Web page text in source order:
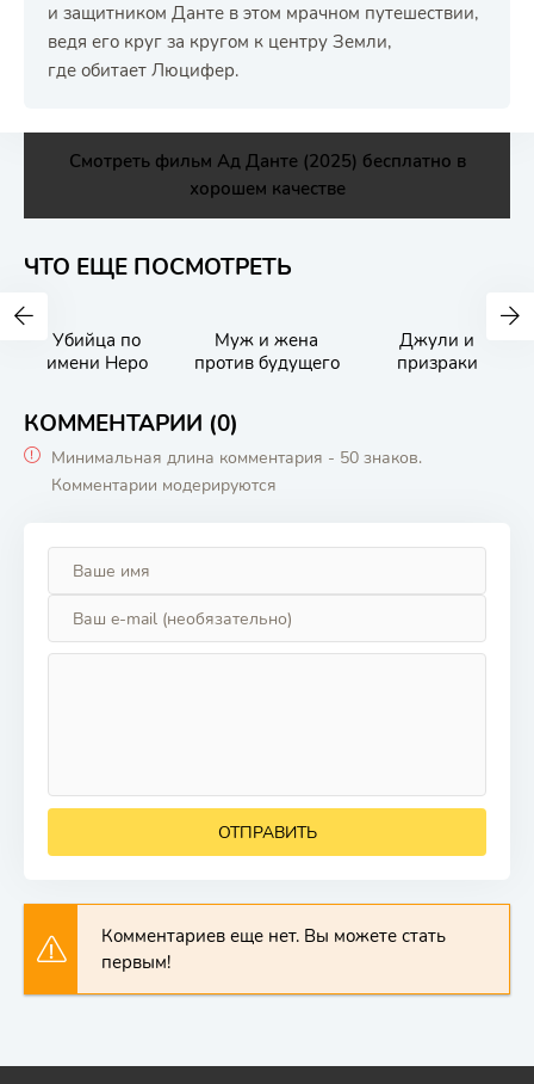
и защитником Данте в этом мрачном путешествии,
ведя его круг за кругом к центру Земли,
где обитает Люцифер.
Смотреть фильм Ад Данте (2025) бесплатно в
хорошем качестве
ЧТО ЕЩЕ ПОСМОТРЕТЬ
Убийца по
имени Неро
Муж и жена
против будущего
Джули и
призраки
КОММЕНТАРИИ (0)
Минимальная длина комментария - 50 знаков.
Комментарии модерируются
ОТПРАВИТЬ
Комментариев еще нет. Вы можете стать
первым!